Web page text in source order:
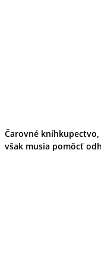
Čarovné
však musia pomôcť